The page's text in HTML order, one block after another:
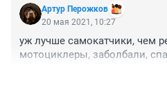
Артур Перожков
20 мая 2021, 10:27
уж лучше самокатчики, чем
мотоциклеры, заболбали,